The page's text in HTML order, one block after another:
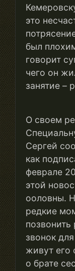
это
был
говорит
чего он
занятие –
О своем
Сергей
как
феврале
этой
ооловны.
редкие
звонок
живут его
о брате